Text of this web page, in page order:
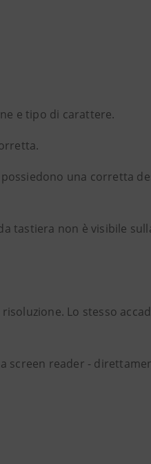
e tipo di carattere.
una corretta
tastiera non è visibile
Lo stesso
screen reader -